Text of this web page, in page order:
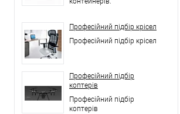
Професійний підбір крісел
Професійний підбір крісел
Професійний підбір
коптерів
Професійний підбір
коптерів